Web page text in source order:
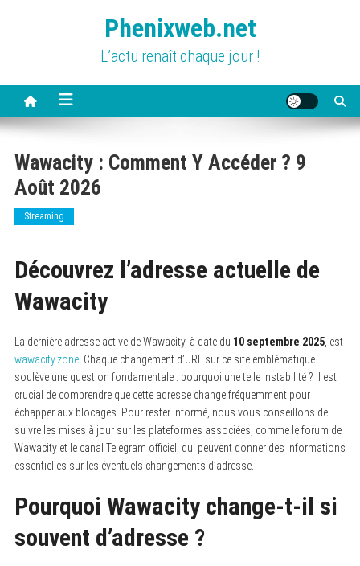
Phenixweb.net
L’actu renaît chaque jour !
Wawacity : Comment Y Accéder ? 9
Août 2026
Streaming
Découvrez l’adresse actuelle de
Wawacity
La dernière adresse active de Wawacity, à date du 10 septembre 2025, est
wawacity.zone. Chaque changement d’URL sur ce site emblématique
soulève une question fondamentale : pourquoi une telle instabilité ? Il est
crucial de comprendre que cette adresse change fréquemment pour
échapper aux blocages. Pour rester informé, nous vous conseillons de
suivre les mises à jour sur les plateformes associées, comme le forum de
Wawacity et le canal Telegram officiel, qui peuvent donner des informations
essentielles sur les éventuels changements d’adresse.
Pourquoi Wawacity change-t-il si
souvent d’adresse ?